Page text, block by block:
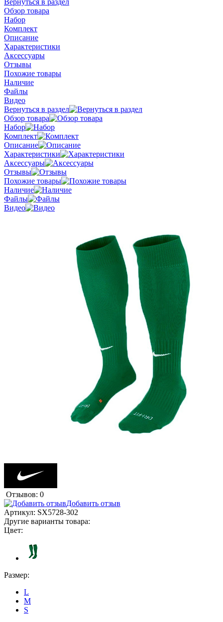
Вернуться в раздел
Обзор товара
Набор
Комплект
Описание
Характеристики
Аксессуары
Отзывы
Похожие товары
Наличие
Файлы
Видео
Вернуться в раздел
Обзор товара
Набор
Комплект
Описание
Характеристики
Аксессуары
Отзывы
Похожие товары
Наличие
Файлы
Видео
Отзывов: 0
Добавить отзыв
Артикул: SX5728-302
Другие варианты товара:
Цвет:
Размер:
L
M
S